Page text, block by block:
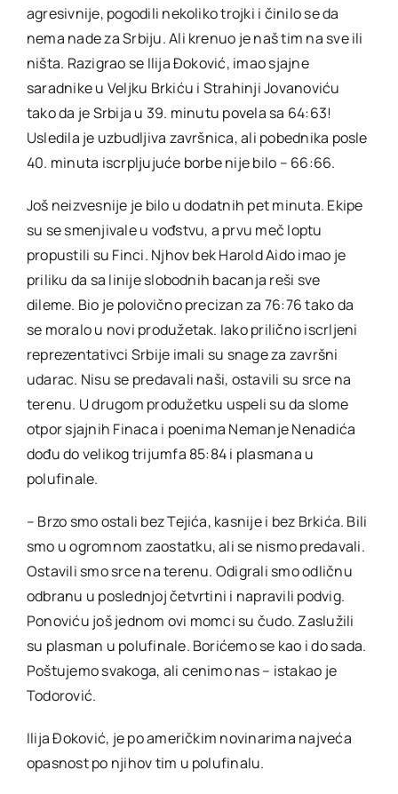
agresivnije, pogodili nekoliko trojki i činilo se da
nema nade za Srbiju. Ali krenuo je naš tim na sve ili
ništa. Razigrao se Ilija Đoković, imao sjajne
saradnike u Veljku Brkiću i Strahinji Jovanoviću
tako da je Srbija u 39. minutu povela sa 64:63!
Usledila je uzbudljiva završnica, ali pobednika posle
40. minuta iscrpljujuće borbe nije bilo – 66:66.
Još neizvesnije je bilo u dodatnih pet minuta. Ekipe
su se smenjivale u vođstvu, a prvu meč loptu
propustili su Finci. Njhov bek Harold Aido imao je
priliku da sa linije slobodnih bacanja reši sve
dileme. Bio je polovično precizan za 76:76 tako da
se moralo u novi produžetak. Iako prilično iscrljeni
reprezentativci Srbije imali su snage za završni
udarac. Nisu se predavali naši, ostavili su srce na
terenu. U drugom produžetku uspeli su da slome
otpor sjajnih Finaca i poenima Nemanje Nenadića
dođu do velikog trijumfa 85:84 i plasmana u
polufinale.
– Brzo smo ostali bez Tejića, kasnije i bez Brkića. Bili
smo u ogromnom zaostatku, ali se nismo predavali.
Ostavili smo srce na terenu. Odigrali smo odličnu
odbranu u poslednjoj četvrtini i napravili podvig.
Ponoviću još jednom ovi momci su čudo. Zaslužili
su plasman u polufinale. Borićemo se kao i do sada.
Poštujemo svakoga, ali cenimo nas – istakao je
Todorović.
Ilija Đoković, je po američkim novinarima najveća
opasnost po njihov tim u polufinalu.